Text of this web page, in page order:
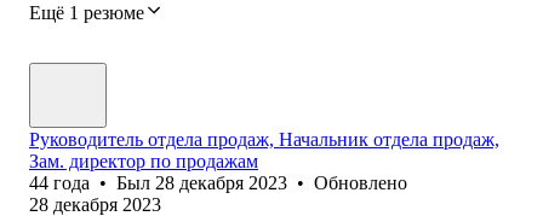
Ещё 1 резюме
Руководитель отдела продаж, Начальник отдела продаж,
Зам. директор по продажам
44 года • Был 28 декабря 2023 • Обновлено
28 декабря 2023